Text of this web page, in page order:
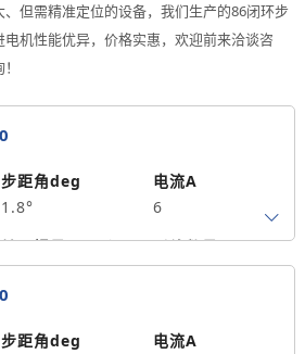
、但需精准定位的设备，我们生产的86闭环步
电机性能优异，价格实惠，欢迎前来洽谈咨
步距角deg
1.8°
电流A
6
转子惯量g.cm²
1400
引线数量
4
单出轴
108
步距角deg
电流A